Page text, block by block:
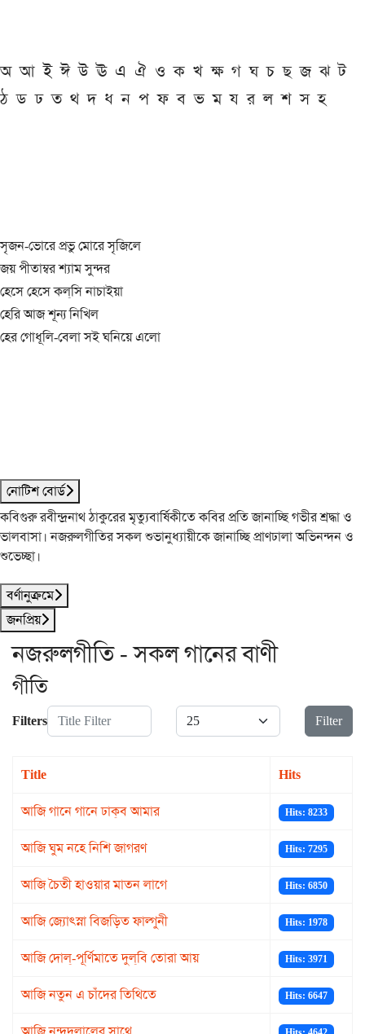
অ আ ই ঈ উ ঊ এ ঐ ও ক খ ক্ষ গ ঘ চ ছ জ ঝ ট
ঠ ড ঢ ত থ দ ধ ন প ফ ব ভ ম য র ল শ স হ
সৃজন-ভোরে প্রভু মোরে সৃজিলে
জয় পীতাম্বর শ্যাম সুন্দর
হেসে হেসে কল্‌সি নাচাইয়া
হেরি আজ শূন্য নিখিল
হের গোধূলি-বেলা সই ঘনিয়ে এলো
নোটিশ বোর্ড
কবিগুরু রবীন্দ্রনাথ ঠাকুরের মৃত্যুবার্ষিকীতে কবির প্রতি জানাচ্ছি গভীর শ্রদ্ধা ও
ভালবাসা। নজরুলগীতির সকল শুভানুধ্যায়ীকে জানাচ্ছি প্রাণঢালা অভিনন্দন ও
শুভেচ্ছা।
বর্ণানুক্রমে
জনপ্রিয়
নজরুলগীতি - সকল গানের বাণী
গীতি
FiltersTitle Filter Display # Filter
Title Hits
আজি গানে গানে ঢাক্‌ব আমার Hits: 8233
আজি ঘুম নহে নিশি জাগরণ Hits: 7295
আজি চৈতী হাওয়ার মাতন লাগে Hits: 6850
আজি জ্যোৎস্না বিজড়িত ফাল্গুনী Hits: 1978
আজি দোল্-পূর্ণিমাতে দুল্‌বি তোরা আয় Hits: 3971
আজি নতুন এ চাঁদের তিথিতে Hits: 6647